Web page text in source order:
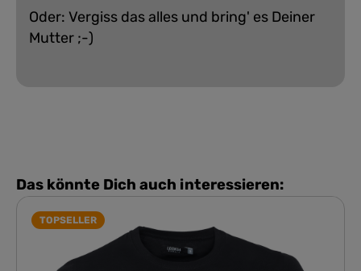
Oder: Vergiss das alles und bring' es Deiner
Mutter ;-)
Das könnte Dich auch interessieren:
TOPSELLER